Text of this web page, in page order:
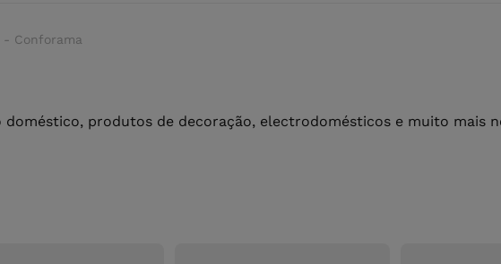
- Conforama
produtos de decoração, electrodomésticos e muito mais